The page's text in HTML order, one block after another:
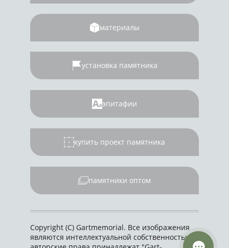
материалы
установка памятника
эпитафии
купить проект памятника
памятники оптом
Copyright (C) Gartmemorial. Все изображения
являются интеллектуальной собственностью,